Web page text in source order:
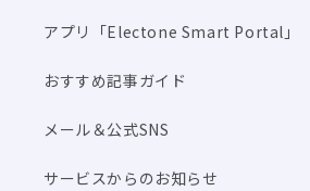
アプリ「Electone Smart Portal」
おすすめ記事ガイド
メール＆公式SNS
サービスからのお知らせ